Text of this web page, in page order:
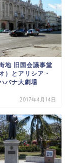
地 旧国会議事堂
）とアリシア・
バナ大劇場
2017年4月14日